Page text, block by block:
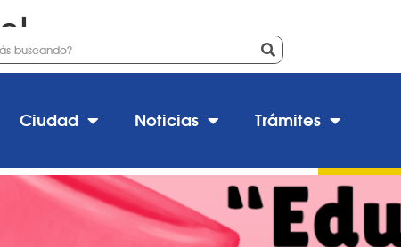
Ciudad Noticias Trámites
Sostenible”